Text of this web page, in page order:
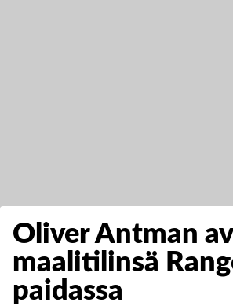
Oliver Antman
maalitilinsä
paidassa